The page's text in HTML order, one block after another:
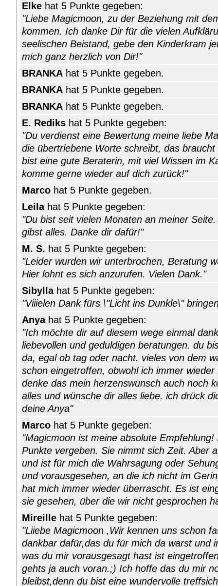
Elke hat 5 Punkte gegeben:
"Liebe Magicmoon, zu der Beziehung mit
kommen. Ich danke Dir für die vielen
seelischen Beistand, gebe den Kinderkram
mich ganz herzlich von Dir!"
BRANKA hat 5 Punkte gegeben.
BRANKA hat 5 Punkte gegeben.
BRANKA hat 5 Punkte gegeben.
E. Rediks hat 5 Punkte gegeben:
"Du verdienst eine Bewertung meine liebe
die übertriebene Worte schreibt, das
bist eine gute Beraterin, mit viel Wissen im
komme gerne wieder auf dich zurück!"
Marco hat 5 Punkte gegeben.
Leilahat 5 Punkte gegeben:
"Du bist seit vielen Monaten an meiner
gibst alles. Danke dir dafür!"
M. S. hat 5 Punkte gegeben:
"Leider wurden wir unterbrochen, Beratung
Hier lohnt es sich anzurufen. Vielen Dank."
Sibyllahat 5 Punkte gegeben:
"Viiielen Dank fürs \"Licht ins Dunkle\"
Anyahat 5 Punkte gegeben:
"Ich möchte dir auf diesem wege einmal
liebevollen und geduldigen beratungen. du
da, egal ob tag oder nacht. vieles von dem
schon eingetroffen, obwohl ich immer
denke das mein herzenswunsch auch noch
alles und wünsche dir alles liebe. ich drück
deine Anya"
Marco hat 5 Punkte gegeben:
"Magicmoon ist meine absolute
Punkte vergeben. Sie nimmt sich Zeit. Aber
und ist für mich die Wahrsagung oder
und vorausgesehen, an die ich nicht im
hat mich immer wieder überrascht. Es ist
sie gesehen, über die wir nicht gesprochen
Mireille hat 5 Punkte gegeben:
"Liiebe Magicmoon ,Wir kennen uns schon
dankbar dafür,das du für mich da warst und
was du mir vorausgesagt hast ist
gehts ja auch voran.;) Ich hoffe das du mir
bleibst,denn du bist eine wundervolle